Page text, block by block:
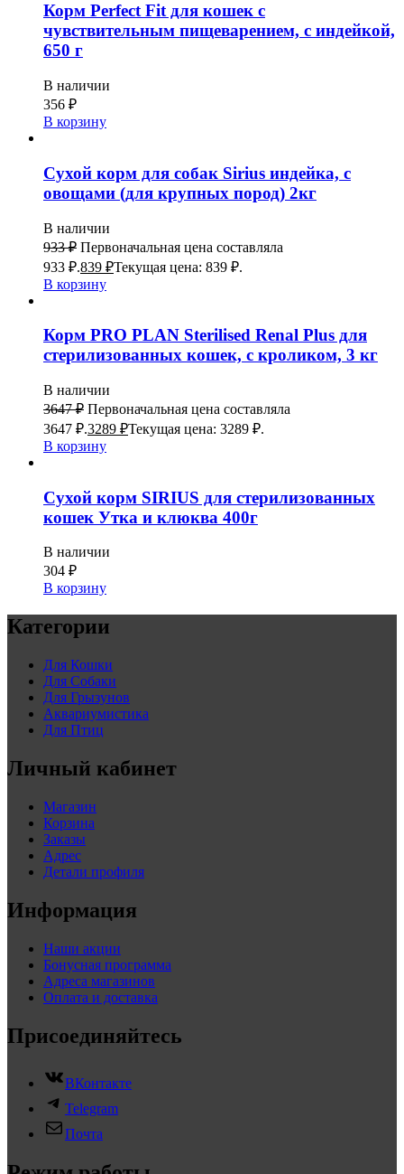
Корм Perfect Fit для кошек с
чувствительным пищеварением, с индейкой,
650 г
В наличии
356 ₽
В корзину
Сухой корм для собак Sirius индейка, с
овощами (для крупных пород) 2кг
В наличии
933₽ Первоначальная цена составляла
933 ₽.839 ₽Текущая цена: 839 ₽.
В корзину
Корм PRO PLAN Sterilised Renal Plus для
стерилизованных кошек, с кроликом, 3 кг
В наличии
3647₽ Первоначальная цена составляла
3647 ₽.3289 ₽Текущая цена: 3289 ₽.
В корзину
Сухой корм SIRIUS для стерилизованных
кошек Утка и клюква 400г
В наличии
304 ₽
В корзину
Категории
Для Кошки
Для Собаки
Для Грызунов
Аквариумистика
Для Птиц
Личный кабинет
Магазин
Корзина
Заказы
Адрес
Детали профиля
Информация
Наши акции
Бонусная программа
Адреса магазинов
Оплата и доставка
Присоединяйтесь
ВКонтакте
Telegram
Почта